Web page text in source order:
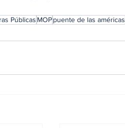
Públicas MOPpuente de las américas